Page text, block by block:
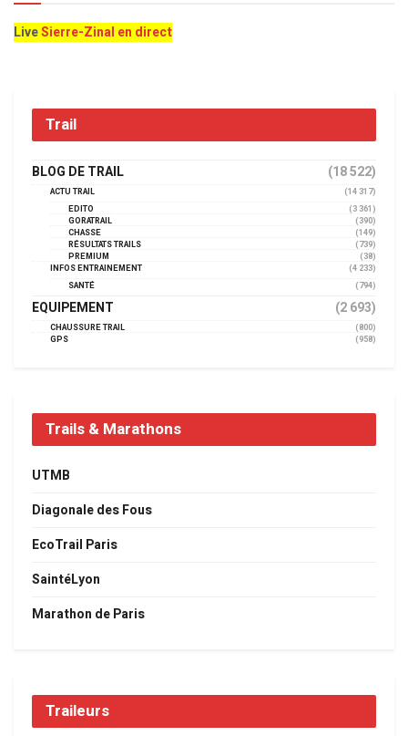
LiveSierre-Zinal en direct
Trail
BLOG DE TRAIL (18 522)
ACTU TRAIL
(14 317)
EDITO
(3 361)
GORATRAIL
(390)
CHASSE
(149)
RÉSULTATS TRAILS
(739)
PREMIUM
(38)
INFOS ENTRAINEMENT
(4 233)
SANTÉ
(794)
EQUIPEMENT (2 693)
CHAUSSURE TRAIL
(800)
GPS
(958)
Trails & Marathons
UTMB
Diagonale des Fous
EcoTrail Paris
SaintéLyon
Marathon de Paris
Traileurs